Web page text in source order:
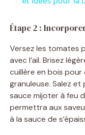
Étape 2 :
Versez les tomates
avec l’ail. Brisez
cuillère en bois
granuleuse. Salez
sauce mijoter à feu
permettra aux
à la sauce de